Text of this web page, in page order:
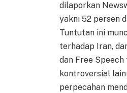
dilaporkan
yakni 52 persen
Tuntutan ini
terhadap Iran,
dan Free
kontroversial
perpecahan